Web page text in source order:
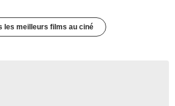
les meilleurs films au ciné